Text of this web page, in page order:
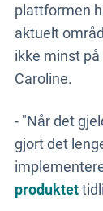
plattformen
aktuelt
ikke minst
Caroline.
- "Når det
gjort det
produktet